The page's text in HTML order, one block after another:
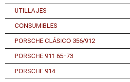
UTILLAJES
CONSUMIBLES
PORSCHE CLÁSICO 356/912
PORSCHE 911 65-73
PORSCHE 914